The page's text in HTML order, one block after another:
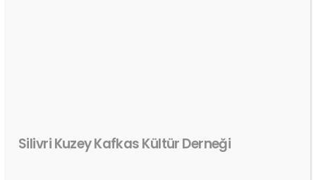
Silivri Kuzey Kafkas Kültür Derneği